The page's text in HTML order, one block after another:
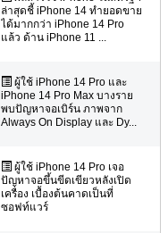
ล่าสุดชี้ iPhone 14 ทำยอดขาย
ได้มากกว่า iPhone 14 Pro
แล้ว ด้าน iPhone 11 ...
ผู้ใช้ iPhone 14 Pro และ
iPhone 14 Pro Max บางราย
พบปัญหาจอเบิร์น ภาพจาก
Always On Display และ Dy...
ผู้ใช้ iPhone 14 Pro เจอ
ปัญหาจอขึ้นขีดเขียวหลังเปิด
เครื่อง เบื้องต้นคาดเป็นที่
ซอฟท์แวร์